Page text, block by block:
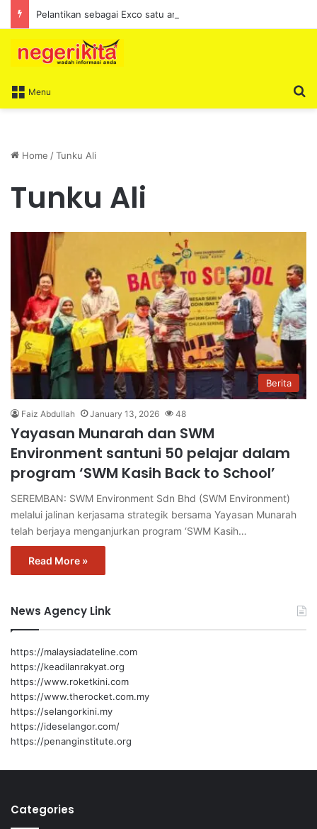
Menu
Home /Tunku Ali
Tunku Ali
Berita
Faiz Abdullah January 13, 2026 48
Yayasan Munarah dan SWM
Environment santuni 50 pelajar dalam
program ‘SWM Kasih Back to School’
SEREMBAN: SWM Environment Sdn Bhd (SWM Environment)
melalui jalinan kerjasama strategik bersama Yayasan Munarah
telah berjaya menganjurkan program ‘SWM Kasih…
Read More »
News Agency Link
https://malaysiadateline.com
https://keadilanrakyat.org
https://www.roketkini.com
https://www.therocket.com.my
https://selangorkini.my
https://ideselangor.com/
https://penanginstitute.org
Categories